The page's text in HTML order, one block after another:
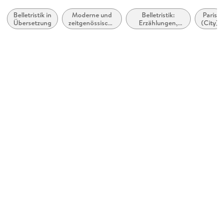
Originaltitel
La Vie en mieux
Belletristik in
Übersetzung
Moderne und
zeitgenössische
Belletristik:
Belletristik:
Erzählungen,
Kurzgeschichten,
Paris
(City)